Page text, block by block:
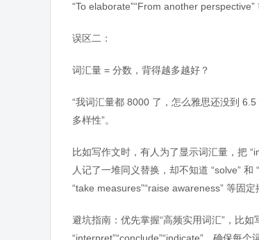
“To elaborate”“From another
误区二：
词汇量 = 分数，背得越多越好？
“我词汇量都 8000 了，怎么雅思还没到
多样性”。
比如写作文时，有人为了显示词汇量，把
人记了一堆同义替换，却不知道 “solve”
“take measures”“raise awareness” 等固
避坑指南：优先掌握“高频实用词汇”，比如